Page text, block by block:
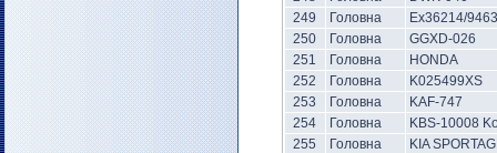
249
Головна
Ex36214/
250
Головна
GGXD-026
251
Головна
HONDA
252
Головна
K025499XS
253
Головна
KAF-747
254
Головна
KBS-10008
255
Головна
KIA